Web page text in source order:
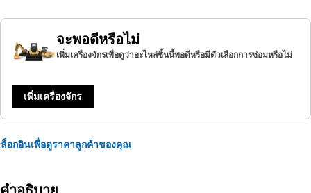
จะพอดีหรือไม่
เพิ่มเครื่องจักรเพื่อดูว่าอะไหล่ชิ้นนี้พอดีหรือมีตัวเลือกการซ่อมหรือไม่
เพิ่มเครื่องจักร
ล็อกอินเพื่อดูราคาลูกค้าของคุณ